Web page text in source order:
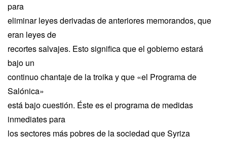
para
eliminar leyes derivadas de anteriores memorandos, que
eran leyes de
recortes salvajes. Esto significa que el gobierno estará
bajo un
continuo chantaje de la troika y que «el Programa de
Salónica»
está bajo cuestión. Éste es el programa de medidas
inmediates para
los sectores más pobres de la sociedad que Syriza